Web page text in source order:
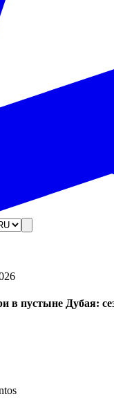
в пустыне Дубая: